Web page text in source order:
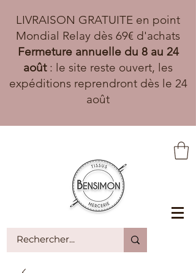
LIVRAISON GRATUITE en point
Mondial Relay dès 69€ d'achats
Fermeture annuelle du 8 au 24
août: le site reste ouvert, les
expéditions reprendront dès le 24
août